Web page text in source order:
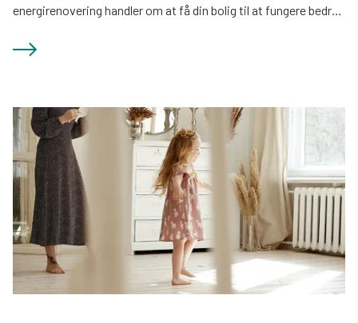
energirenovering handler om at få din bolig til at fungere bedre:
bolig, der stiger i værdi.